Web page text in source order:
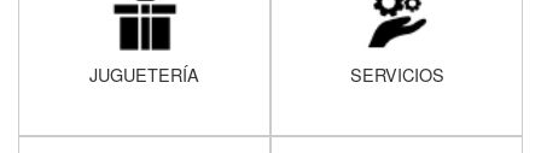
JUGUETERÍA SERVICIOS